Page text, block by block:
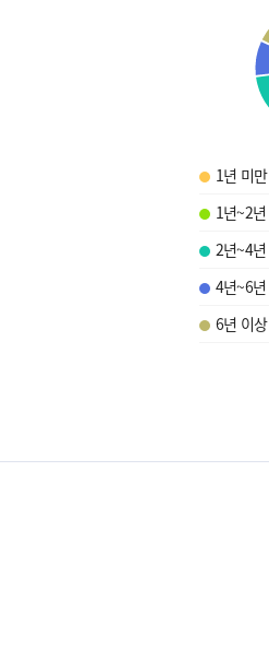
1년 미만
1년~2
2년~4
4년~6
6년 이상